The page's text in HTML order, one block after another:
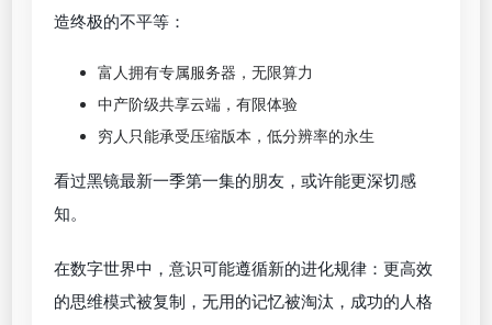
造终极的不平等：
富人拥有专属服务器，无限算力
中产阶级共享云端，有限体验
穷人只能承受压缩版本，低分辨率的永生
看过黑镜最新一季第一集的朋友，或许能更深切感
知。
在数字世界中，意识可能遵循新的进化规律：更高效
的思维模式被复制，无用的记忆被淘汰，成功的人格